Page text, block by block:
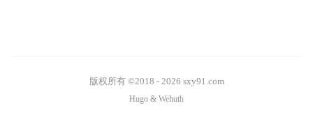
版权所有 ©2018 - 2026 sxy91.com
Hugo & Wehuth